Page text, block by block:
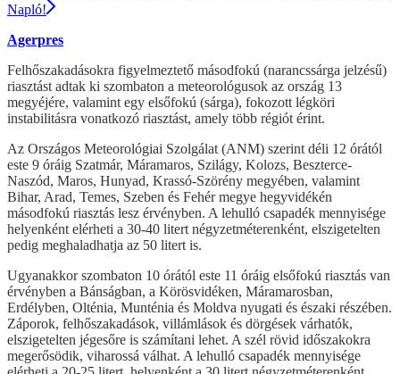
Napló!
Agerpres
Felhőszakadásokra figyelmeztető másodfokú (narancssárga jelzésű)
riasztást adtak ki szombaton a meteorológusok az ország 13
megyéjére, valamint egy elsőfokú (sárga), fokozott légköri
instabilitásra vonatkozó riasztást, amely több régiót érint.
Az Országos Meteorológiai Szolgálat (ANM) szerint déli 12 órától
este 9 óráig Szatmár, Máramaros, Szilágy, Kolozs, Beszterce-
Naszód, Maros, Hunyad, Krassó-Szörény megyében, valamint
Bihar, Arad, Temes, Szeben és Fehér megye hegyvidékén
másodfokú riasztás lesz érvényben. A lehulló csapadék mennyisége
helyenként elérheti a 30-40 litert négyzetméterenként, elszigetelten
pedig meghaladhatja az 50 litert is.
Ugyanakkor szombaton 10 órától este 11 óráig elsőfokú riasztás van
érvényben a Bánságban, a Körösvidéken, Máramarosban,
Erdélyben, Olténia, Munténia és Moldva nyugati és északi részében.
Záporok, felhőszakadások, villámlások és dörgések várhatók,
elszigetelten jégesőre is számítani lehet. A szél rövid időszakokra
megerősödik, viharossá válhat. A lehulló csapadék mennyisége